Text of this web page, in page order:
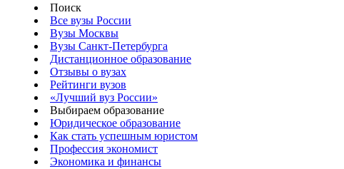
Поиск
Все вузы России
Вузы Москвы
Вузы Санкт-Петербурга
Дистанционное образование
Отзывы о вузах
Рейтинги вузов
«Лучший вуз России»
Выбираем образование
Юридическое образование
Как стать успешным юристом
Профессия экономист
Экономика и финансы